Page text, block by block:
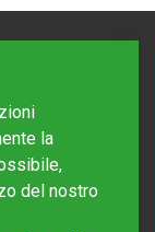
la
del nostro